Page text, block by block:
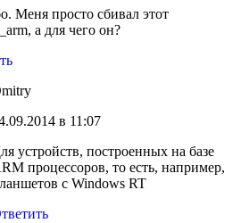
Меня просто сбивал этот
а для чего он?
в 11:07
устройств, построенных на базе
процессоров, то есть, например,
с Windows RT